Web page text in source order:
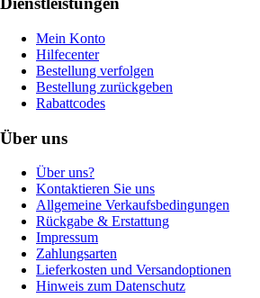
Mein Konto
Hilfecenter
Bestellung verfolgen
Bestellung zurückgeben
Rabattcodes
Über uns
Über uns?
Kontaktieren Sie uns
Allgemeine Verkaufsbedingungen
Rückgabe & Erstattung
Impressum
Zahlungsarten
Lieferkosten und Versandoptionen
Hinweis zum Datenschutz